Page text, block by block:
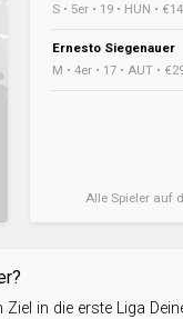
S • 5er • 19 • HUN •
Ernesto Siegenauer
M • 4er • 17 • AUT •
Alle Spieler auf
in die erste Liga